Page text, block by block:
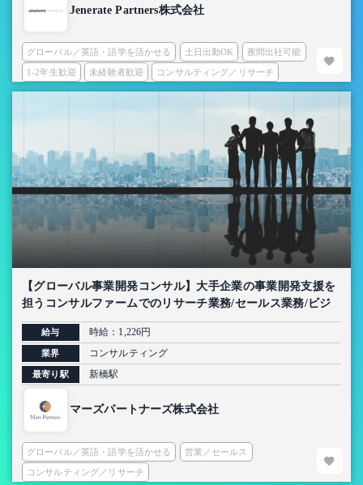
Jenerate Partners株式会社
グローバル／英語・語学を活かせる 土日出勤OK 夜間出社可能
1-2年生歓迎 未経験者歓迎 コンサルティング／リサーチ
【グローバル事業開発コンサル】大手企業の事業開発支援を
担うコンサルファームでのリサーチ業務/セールス業務/ビジ
ネスディベロップメントインターン
給与 時給：1,226円
業界 コンサルティング
最寄り駅 新橋駅
マーズパートナーズ株式会社
グローバル／英語・語学を活かせる 営業／セールス
コンサルティング／リサーチ